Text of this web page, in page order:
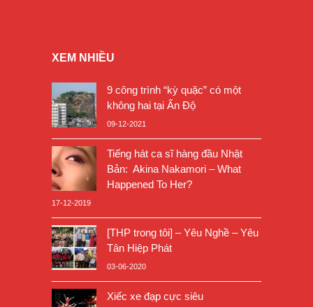
XEM NHIỀU
9 công trình “kỳ quặc” có một
không hai tại Ấn Độ
09-12-2021
Tiếng hát ca sĩ hàng đầu Nhật
Bản: Akina Nakamori – What
Happened To Her?
17-12-2019
[THP trong tôi] – Yêu Nghề – Yêu
Tân Hiệp Phát
03-06-2020
Xiếc xe đạp cực siêu